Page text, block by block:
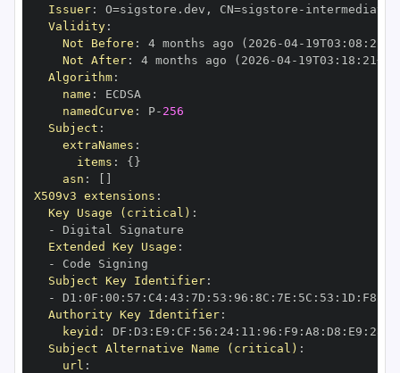
Issuer: O=sigstore.dev , CN=sigstore -
Validity:
Not Before : 4 months ago (2026 -04- 19T03 : 08 :
Not After: 4 months ago (2026 -04- 19T03 : 18 : 21+00
Algorithm:
name :
namedCurve : P- 256
Subject :
extraNames :
items : { }
asn :
X509v3 extensions :
Key Usage (critical) :
-
Extended Key Usage :
-
Subject Key Identifier:
-
D1 : 0F : 00 : 57 : C4: 43 : 7D : 53 : 96 : 8C : 7E : 5C : 53 : 1D : F8
Authority Key Identifier:
keyid : DF : D3 : E9 : CF : 56 : 24: 11 : 96 : F9 : A8 : D8 : E9 : 28
Subject Alternative Name (critical) :
url :